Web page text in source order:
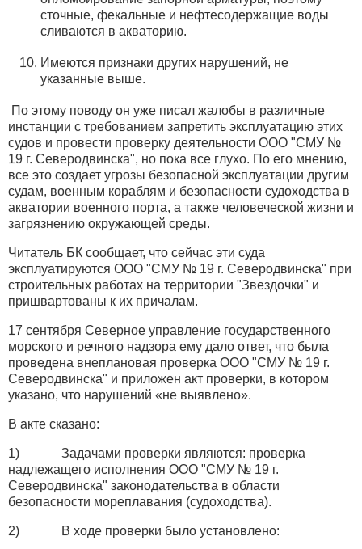
сточные, фекальные и нефтесодержащие воды
сливаются в акваторию.
Имеются признаки других нарушений, не
указанные выше.
По этому поводу он уже писал жалобы в различные
инстанции с требованием запретить эксплуатацию этих
судов и провести проверку деятельности ООО "СМУ №
19 г. Северодвинска", но пока все глухо. По его мнению,
все это создает угрозы безопасной эксплуатации другим
судам, военным кораблям и безопасности судоходства в
акватории военного порта, а также человеческой жизни и
загрязнению окружающей среды.
Читатель БК сообщает, что сейчас эти суда
эксплуатируются ООО "СМУ № 19 г. Северодвинска" при
строительных работах на территории "Звездочки" и
пришвартованы к их причалам.
17 сентября Северное управление государственного
морского и речного надзора ему дало ответ, что была
проведена внеплановая проверка ООО "СМУ № 19 г.
Северодвинска" и приложен акт проверки, в котором
указано, что нарушений «не выявлено».
В акте сказано:
1) Задачами проверки являются: проверка
надлежащего исполнения ООО "СМУ № 19 г.
Северодвинска" законодательства в области
безопасности мореплавания (судоходства).
2) В ходе проверки было установлено: